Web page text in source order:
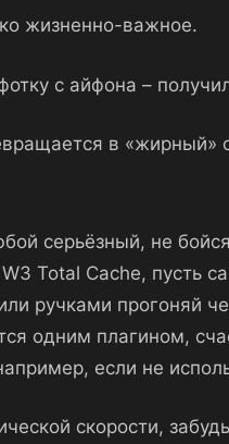
жизненно-важное.
с айфона –
в «жирный»
серьёзный, не
Total Cache, пусть
ручками прогоняй
одним плагином,
если не
скорости,